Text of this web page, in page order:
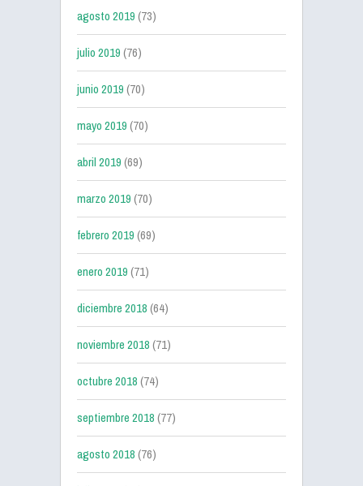
agosto 2019(73)
julio 2019(76)
junio 2019(70)
mayo 2019(70)
abril 2019(69)
marzo 2019(70)
febrero 2019(69)
enero 2019(71)
diciembre 2018(64)
noviembre 2018(71)
octubre 2018(74)
septiembre 2018(77)
agosto 2018(76)